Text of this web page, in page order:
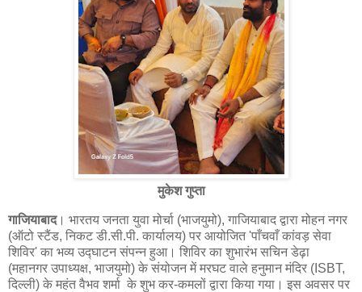
मुकेश गुप्ता
गाजियाबाद। भारतय जनता युवा मोर्चा (भाजयुमो), गाजियाबाद द्वारा मोहन नगर
(ऑटो स्टैंड, निकट डी.सी.पी. कार्यालय) पर आयोजित 'पाँचवाँ कांवड़ सेवा
शिविर' का भव्य उद्घाटन संपन्न हुआ। शिविर का शुभारंभ सचिन डेढ़ा
(महानगर उपाध्यक्ष, भाजयुमो) के संयोजन में मरघट वाले हनुमान मंदिर (ISBT,
दिल्ली) के महंत वैभव शर्मा के शुभ कर-कमलों द्वारा किया गया। इस अवसर पर